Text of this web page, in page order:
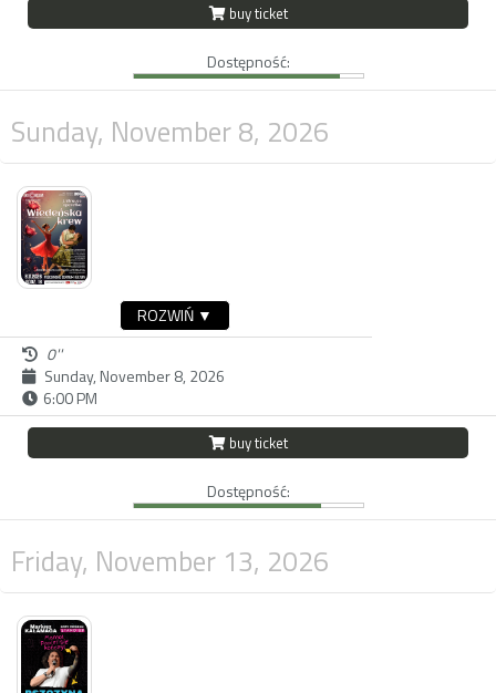
buy ticket
Dostępność:
Sunday, November 8, 2026
ROZWIŃ ▼
0''
Sunday, November 8, 2026
6:00 PM
buy ticket
Dostępność:
Friday, November 13, 2026